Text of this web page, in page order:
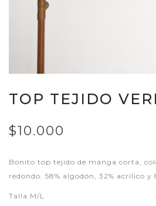
TOP TEJIDO
$10.000
Bonito top tejido de manga corta,
redondo. 58% algodón, 32% acrílico y
Talla M/L